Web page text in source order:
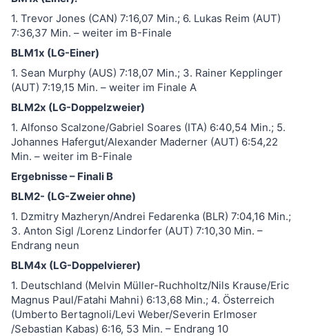
1. Trevor Jones (CAN) 7:16,07 Min.; 6. Lukas Reim (AUT)
7:36,37 Min. – weiter im B-Finale
BLM1x (LG-Einer)
1. Sean Murphy (AUS) 7:18,07 Min.; 3. Rainer Kepplinger
(AUT) 7:19,15 Min. – weiter im Finale A
BLM2x (LG-Doppelzweier)
1. Alfonso Scalzone/Gabriel Soares (ITA) 6:40,54 Min.; 5.
Johannes Hafergut/Alexander Maderner (AUT) 6:54,22
Min. – weiter im B-Finale
Ergebnisse – Finali B
BLM2- (LG-Zweier ohne)
1. Dzmitry Mazheryn/Andrei Fedarenka (BLR) 7:04,16 Min.;
3. Anton Sigl /Lorenz Lindorfer (AUT) 7:10,30 Min. –
Endrang neun
BLM4x (LG-Doppelvierer)
1. Deutschland (Melvin Müller-Ruchholtz/Nils Krause/Eric
Magnus Paul/Fatahi Mahni) 6:13,68 Min.; 4. Österreich
(Umberto Bertagnoli/Levi Weber/Severin Erlmoser
/Sebastian Kabas) 6:16, 53 Min. – Endrang 10